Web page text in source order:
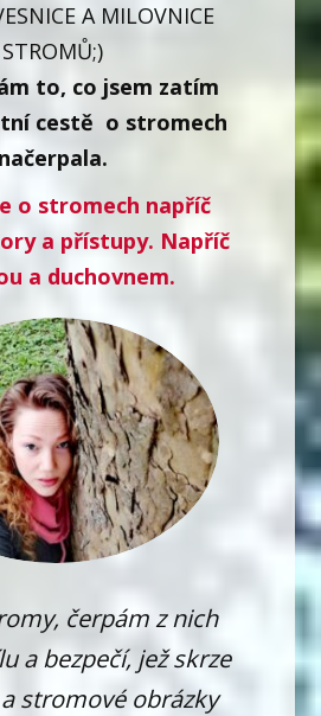
A MILOVNICE
STROMŮ;)
to, co jsem zatím
cestě o stromech
načerpala.
o stromech napříč
a přístupy. Napříč
a duchovnem.
čerpám z nich
a bezpečí, jež skrze
stromové obrázky